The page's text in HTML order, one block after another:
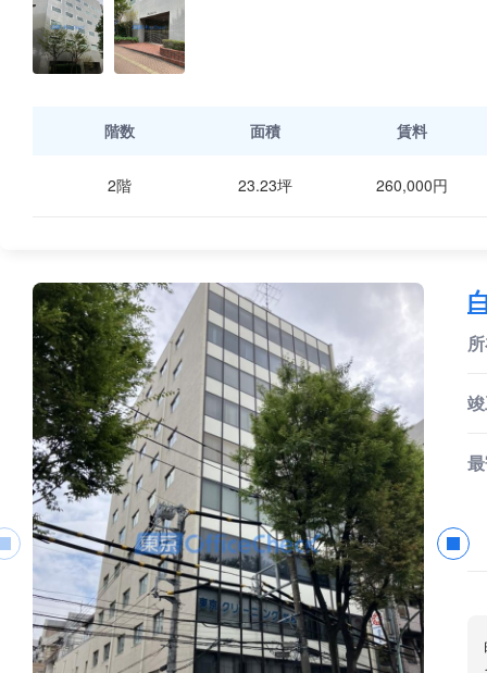
階数 面積 賃料
2階 23.23坪 260,000円